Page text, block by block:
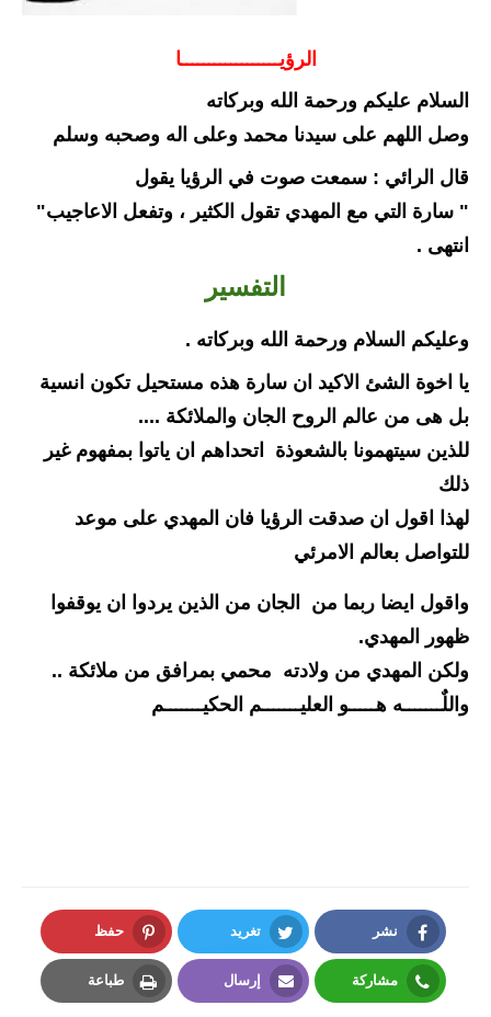
الرؤيــــــــــــــــــا
السلام عليكم ورحمة الله وبركاته
وصل اللهم على سيدنا محمد وعلى اله وصحبه وسلم
قال الرائي : سمعت صوت في الرؤيا يقول
" سارة التي مع المهدي تقول الكثير ، وتفعل الاعاجيب"
انتهى .
التفسير
وعليكم السلام ورحمة الله وبركاته .
بل هى من عالم الروح الجان والملائكة ....
ذلك
للتواصل بعالم الامرئي
ظهور المهدي.
ولكن المهدي من ولادته  محمي بمرافق من ملائكة ..
واللٌـــــــه هـــــو العليـــــــم الحكيـــــــم
نشر
Facebook
تغريد
Twitter
حفظ
Pinterest
مشاركة إرسال طباعة